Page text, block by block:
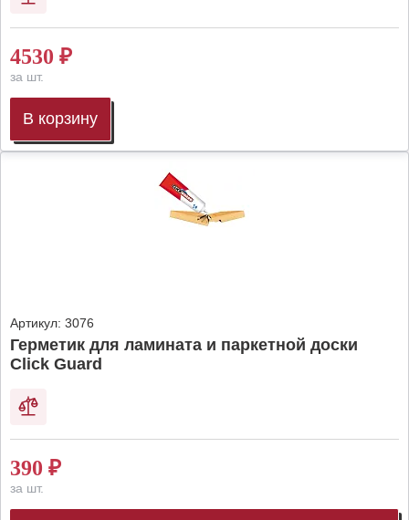
4530 ₽
за шт.
В корзину
Артикул: 3076
Герметик для ламината и паркетной доски
Click Guard
390 ₽
за шт.